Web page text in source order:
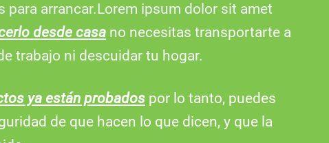
para arrancar.Lorem ipsum dolor sit amet
desde casano necesitas transportarte a
trabajo ni descuidar tu hogar.
ya están probadospor lo tanto, puedes
de que hacen lo que dicen, y que la